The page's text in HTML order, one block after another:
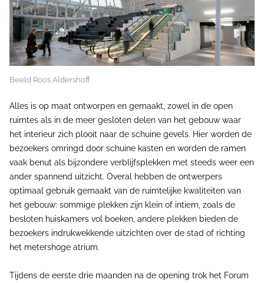
Beeld Roos Aldershoff
Alles is op maat ontworpen en gemaakt, zowel in de open
ruimtes als in de meer gesloten delen van het gebouw waar
het interieur zich plooit naar de schuine gevels. Hier worden de
bezoekers omringd door schuine kasten en worden de ramen
vaak benut als bijzondere verblijfsplekken met steeds weer een
ander spannend uitzicht. Overal hebben de ontwerpers
optimaal gebruik gemaakt van de ruimtelijke kwaliteiten van
het gebouw: sommige plekken zijn klein of intiem, zoals de
besloten huiskamers vol boeken, andere plekken bieden de
bezoekers indrukwekkende uitzichten over de stad of richting
het metershoge atrium.
Tijdens de eerste drie maanden na de opening trok het Forum